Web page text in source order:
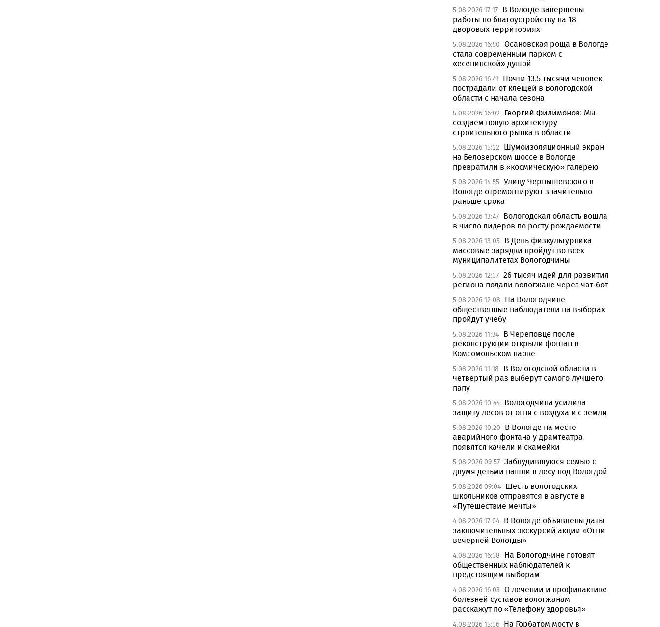
5.08.2026 17:17 В Вологде завершены
работы по благоустройству на 18
дворовых территориях
5.08.2026 16:50 Осановская роща в Вологде
стала современным парком с
«есенинской» душой
5.08.2026 16:41
Почти 13,5 тысячи человек
пострадали от клещей в Вологодской
области с начала сезона
5.08.2026 16:02
Георгий Филимонов: Мы
создаем новую архитектуру
строительного рынка в области
5.08.2026 15:22
Шумоизоляционный экран
на Белозерском шоссе в Вологде
превратили в «космическую» галерею
5.08.2026 14:55 Улицу Чернышевского в
Вологде отремонтируют значительно
раньше срока
5.08.2026 13:47 Вологодская область вошла
в число лидеров по росту рождаемости
5.08.2026 13:05 В День физкультурника
массовые зарядки пройдут во всех
муниципалитетах Вологодчины
5.08.2026 12:37 26 тысяч идей для развития
региона подали вологжане через чат-бот
5.08.2026 12:08
На Вологодчине
общественные наблюдатели на выборах
пройдут учебу
5.08.2026 11:34 В Череповце после
реконструкции открыли фонтан в
Комсомольском парке
5.08.2026 11:18
В Вологодской области в
четвертый раз выберут самого лучшего
папу
5.08.2026 10:44 Вологодчина усилила
защиту лесов от огня с воздуха и с земли
5.08.2026 10:20
В Вологде на месте
аварийного фонтана у драмтеатра
появятся качели и скамейки
5.08.2026 09:57 Заблудившуюся семью с
двумя детьми нашли в лесу под Вологдой
5.08.2026 09:04 Шесть вологодских
школьников отправятся в августе в
«Путешествие мечты»
4.08.2026 17:04 В Вологде объявлены даты
заключительных экскурсий акции «Огни
вечерней Вологды»
4.08.2026 16:38
На Вологодчине готовят
общественных наблюдателей к
предстоящим выборам
4.08.2026 16:03 О лечении и профилактике
болезней суставов вологжанам
расскажут по «Телефону здоровья»
4.08.2026 15:36 На Горбатом мосту в